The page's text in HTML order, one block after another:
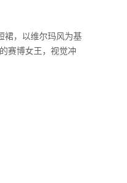
，以维尔玛风为基
赛博女王，视觉冲